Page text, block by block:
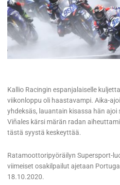
Kallio Racingin espanjalaiselle
viikonloppu oli haastavampi. Aika-
yhdeksäs, lauantain kisassa hän ajoi
Viñales kärsi märän radan
tästä syystä keskeyttää.
Ratamoottoripyöräilyn Supersport-
viimeiset osakilpailut ajetaan
18.10.2020.